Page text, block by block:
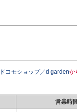
ドコモショップ／d gardenか
営業時